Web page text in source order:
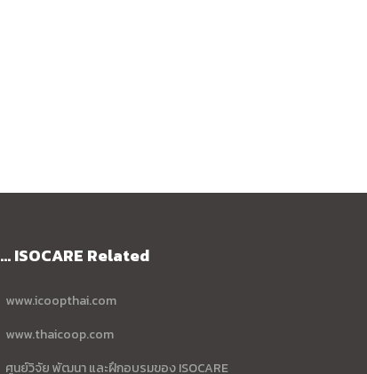
... ISOCARE Related
www.icoopthai.com
www.thaicoop.com
ศูนย์วิจัย พัฒนา และฝึกอบรมของ ISOCARE